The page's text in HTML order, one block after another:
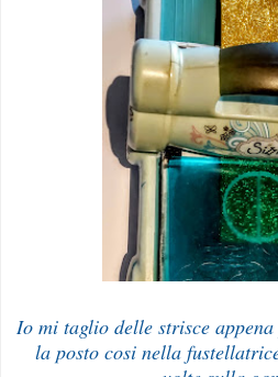
Io mi taglio delle strisce
la posto cosi nella